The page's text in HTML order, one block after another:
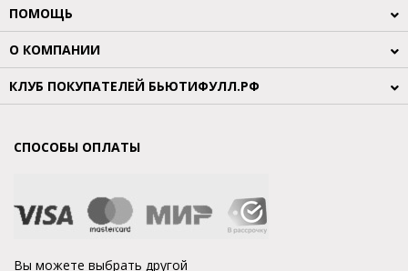
ПОМОЩЬ
О КОМПАНИИ
КЛУБ ПОКУПАТЕЛЕЙ БЬЮТИФУЛЛ.РФ
СПОСОБЫ ОПЛАТЫ
Вы можете выбрать другой